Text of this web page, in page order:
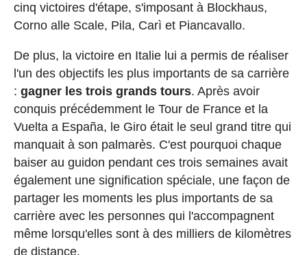
cinq victoires d'étape, s'imposant à Blockhaus,
Corno alle Scale, Pila, Carì et Piancavallo.
De plus, la victoire en Italie lui a permis de réaliser
l'un des objectifs les plus importants de sa carrière
: gagner les trois grands tours. Après avoir
conquis précédemment le Tour de France et la
Vuelta a España, le Giro était le seul grand titre qui
manquait à son palmarès. C'est pourquoi chaque
baiser au guidon pendant ces trois semaines avait
également une signification spéciale, une façon de
partager les moments les plus importants de sa
carrière avec les personnes qui l'accompagnent
même lorsqu'elles sont à des milliers de kilomètres
de distance.